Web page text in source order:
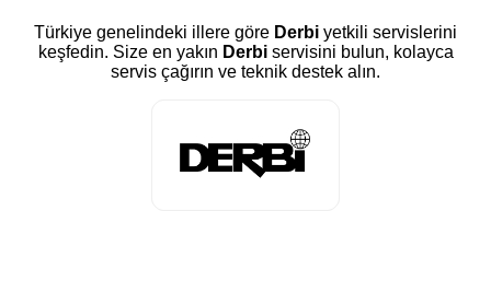
Türkiye genelindeki illere göre Derbi yetkili servislerini
keşfedin. Size en yakın Derbiservisini bulun, kolayca
servis çağırın ve teknik destek alın.